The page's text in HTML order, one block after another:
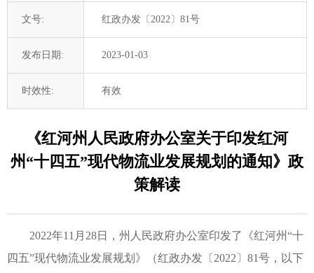
文号: 红政办发〔2022〕81号
发布日期: 2023-01-03
时效性: 有效
《红河州人民政府办公室关于印发红河
州“十四五”现代物流业发展规划的通知》政
策解读
2022年11月28日，州人民政府办公室印发了《红河州“十
四五”现代物流业发展规划》（红政办发〔2022〕81号，以下